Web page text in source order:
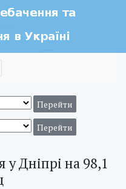
Дніпрі на 98,1